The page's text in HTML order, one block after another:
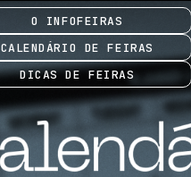
O INFOFEIRAS
CALENDÁRIO DE FEIRAS
DICAS DE FEIRAS